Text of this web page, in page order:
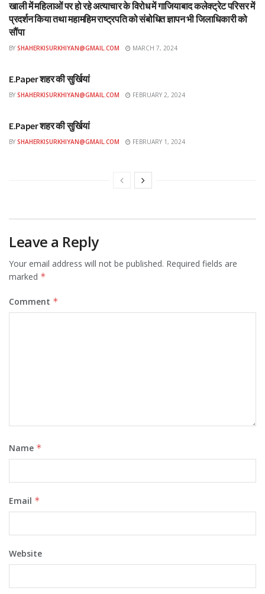
खाली में महिलाओं पर हो रहे अत्याचार के विरोध में गाजियाबाद कलेक्ट्रेट परिसर में
प्रदर्शन किया तथा महामहिम राष्ट्रपति को संबोधित ज्ञापन भी जिलाधिकारी को
सौंपा
BY SHAHERKISURKHIYAN@GMAIL.COM MARCH 7, 2024
E.Paper शहर की सुर्खियां
BY SHAHERKISURKHIYAN@GMAIL.COM FEBRUARY 2, 2024
E.Paper शहर की सुर्खियां
BY SHAHERKISURKHIYAN@GMAIL.COM FEBRUARY 1, 2024
Leave a Reply
Your email address will not be published. Required fields are
marked *
Comment *
Name *
Email *
Website